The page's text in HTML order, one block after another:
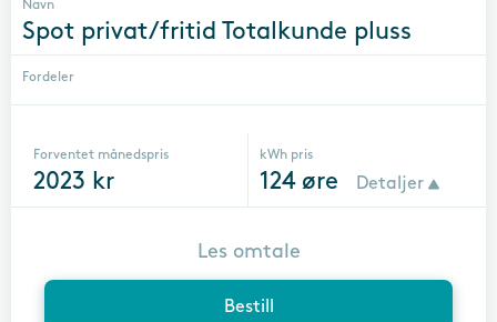
Navn
Spot privat/fritid Totalkunde pluss
Fordeler
Forventet månedspris
2023 kr
kWh pris
124øre Detaljer
Bestill
Les omtale